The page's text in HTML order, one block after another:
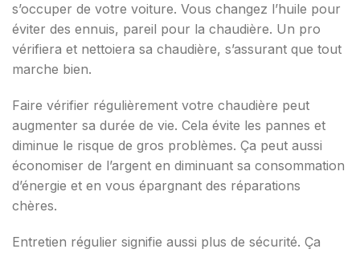
s’occuper de votre voiture. Vous changez l’huile pour
éviter des ennuis, pareil pour la chaudière. Un pro
vérifiera et nettoiera sa chaudière, s’assurant que tout
marche bien.
Faire vérifier régulièrement votre chaudière peut
augmenter sa durée de vie. Cela évite les pannes et
diminue le risque de gros problèmes. Ça peut aussi
économiser de l’argent en diminuant sa consommation
d’énergie et en vous épargnant des réparations
chères.
Entretien régulier signifie aussi plus de sécurité. Ça